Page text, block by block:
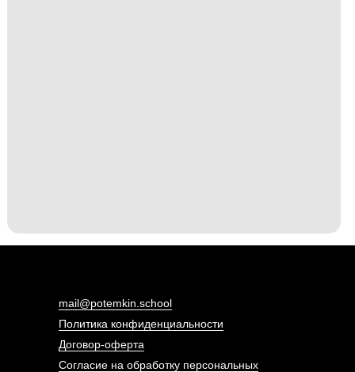
mail@potemkin.school
Политика конфиденциальности
Договор-оферта
Согласие на обработку персональных